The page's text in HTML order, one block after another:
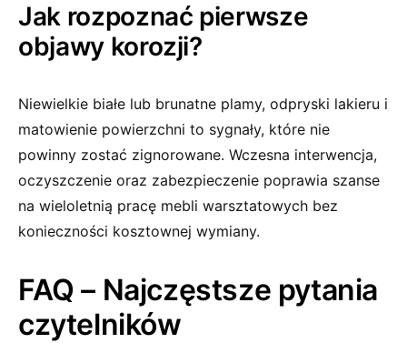
Jak rozpoznać pierwsze
objawy korozji?
Niewielkie białe lub brunatne plamy, odpryski lakieru i
matowienie powierzchni to sygnały, które nie
powinny zostać zignorowane. Wczesna interwencja,
oczyszczenie oraz zabezpieczenie poprawia szanse
na wieloletnią pracę mebli warsztatowych bez
konieczności kosztownej wymiany.
FAQ – Najczęstsze pytania
czytelników